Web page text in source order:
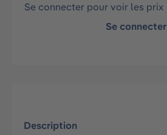
Se connecter pour voir les prix
Se connecter
Description